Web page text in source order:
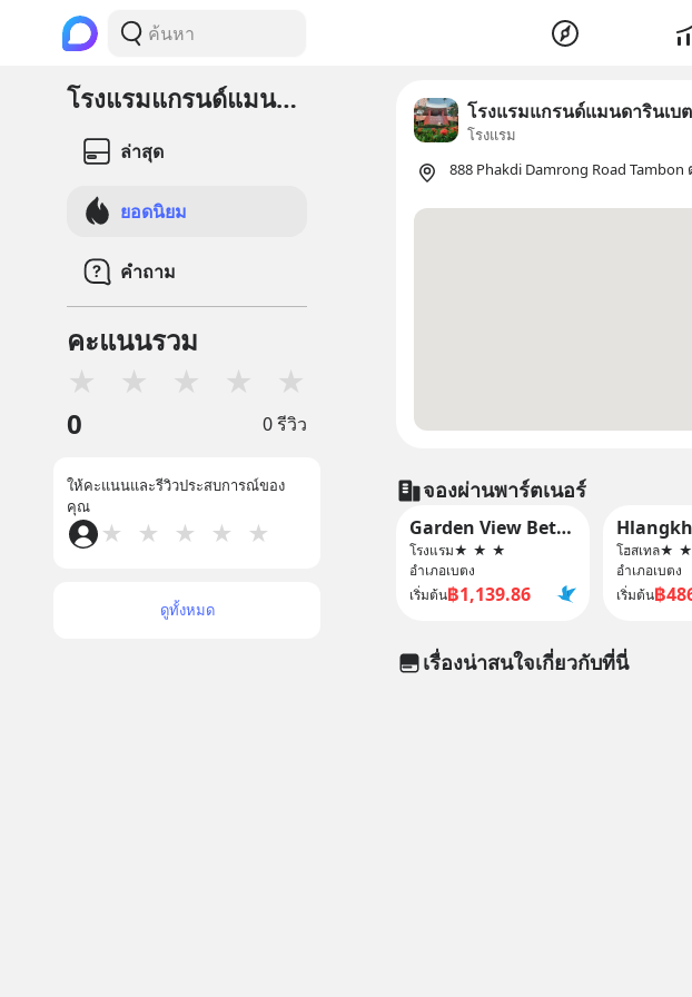
โรงแรมแกรนด์แมนดารินเบตง
ล่าสุด
ยอดนิยม
คำถาม
คะแนนรวม
★ ★ ★ ★ ★
0 0 รีวิว
ให้คะแนนและรีวิวประสบการณ์ของ
คุณ
★ ★ ★ ★ ★
ดูทั้งหมด
โรงแรมแกรนด์แมนดารินเบ
โรงแรม
888 Phakdi Damrong Road Tambon
จองผ่านพาร์ตเนอร์
Garden View Betong Hotel
โรงแรม★ ★ ★
อำเภอเบตง
เริ่มต้น฿1,139.86
โฮสเทล★ ★
อำเภอเบตง
เริ่มต้น฿
เรื่องน่าสนใจเกี่ยวกับที่นี่